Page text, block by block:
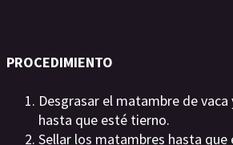
PROCEDIMIENTO
Desgrasar el matambre de vaca
hasta que esté tierno.
Sellar los matambres hasta